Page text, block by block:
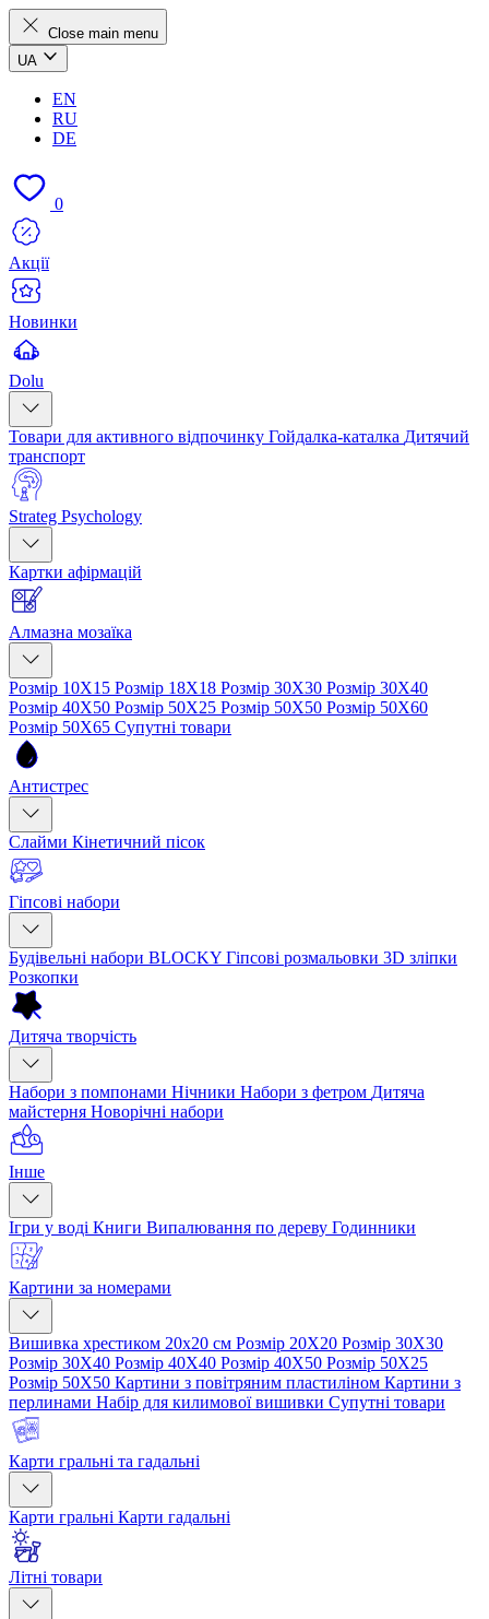
Close main menu
UA
EN
RU
DE
0
Акції
Новинки
Dolu
Товари для активного відпочинку Гойдалка-каталка Дитячий
транспорт
Strateg Psychology
Картки афірмацій
Алмазна мозаїка
Розмір 10Х15 Розмір 18Х18 Розмір 30Х30 Розмір 30Х40
Розмір 40Х50 Розмір 50Х25 Розмір 50Х50 Розмір 50Х60
Розмір 50Х65 Супутні товари
Антистрес
Слайми Кінетичний пісок
Гіпсові набори
Будівельні набори BLOCKY Гіпсові розмальовки 3D зліпки
Розкопки
Дитяча творчість
Набори з помпонами Нічники Набори з фетром Дитяча
майстерня Новорічні набори
Інше
Ігри у воді Книги Випалювання по дереву Годинники
Картини за номерами
Вишивка хрестиком 20х20 см Розмір 20Х20 Розмір 30Х30
Розмір 30Х40 Розмір 40Х40 Розмір 40Х50 Розмір 50Х25
Розмір 50Х50 Картини з повітряним пластиліном Картини з
перлинами Набір для килимової вишивки Супутні товари
Карти гральні та гадальні
Карти гральні Карти гадальні
Літні товари